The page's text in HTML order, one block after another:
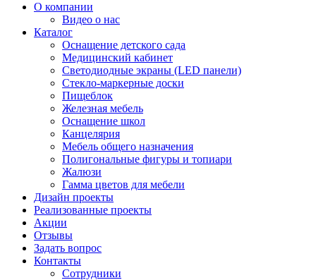
О компании
Видео о нас
Каталог
Оснащение детского сада
Медицинский кабинет
Светодиодные экраны (LED панели)
Стекло-маркерные доски
Пищеблок
Железная мебель
Оснащение школ
Канцелярия
Мебель общего назначения
Полигональные фигуры и топиари
Жалюзи
Гамма цветов для мебели
Дизайн проекты
Реализованные проекты
Акции
Отзывы
Задать вопрос
Контакты
Сотрудники